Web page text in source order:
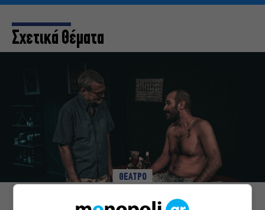
Σχετικά Θέματα
ΘΕΑΤΡΟ
Οι Λέξεις των Άλλων, του Μάνου